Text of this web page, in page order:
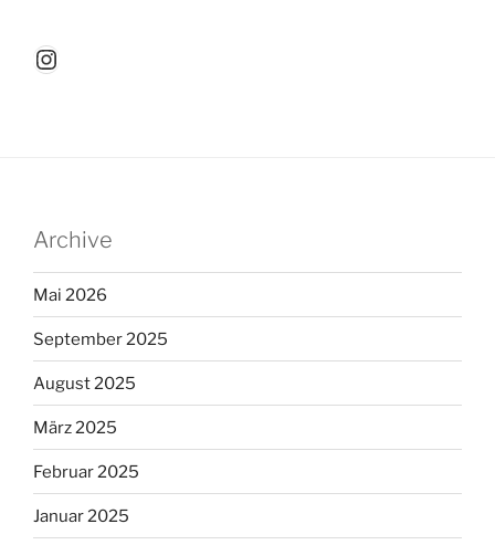
Instagram
Archive
Mai 2026
September 2025
August 2025
März 2025
Februar 2025
Januar 2025